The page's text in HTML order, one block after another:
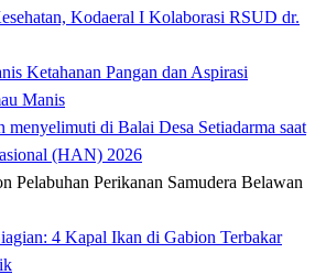
Kodaeral I Kolaborasi RSUD dr.
Ketahanan Pangan dan Aspirasi
Manis
menyelimuti di Balai Desa Setiadarma saat
(HAN) 2026
4 Kapal Ikan di Gabion Terbakar